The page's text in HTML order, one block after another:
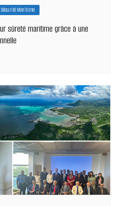
Sécurité Maritime
sûreté maritime grâce à une